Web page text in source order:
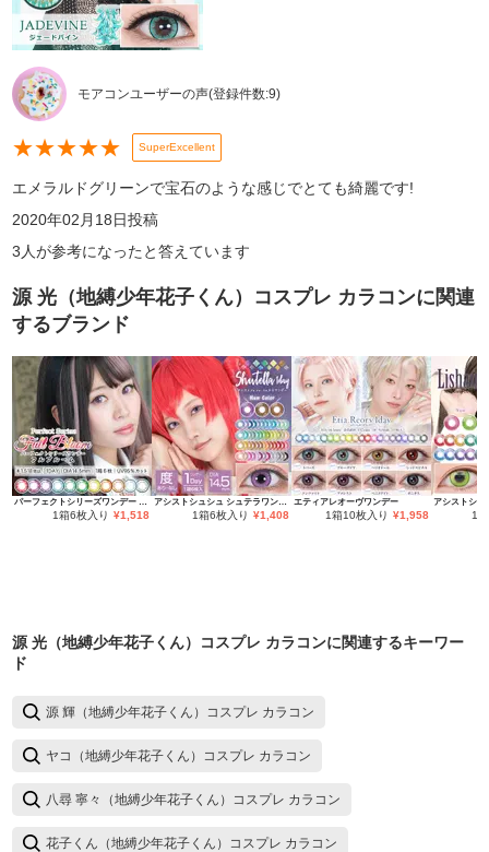
モアコンユーザーの声(登録件数:9)
★★★★★ SuperExcellent
エメラルドグリーンで宝石のような感じでとても綺麗です!
2020年02月18日投稿
3 人が参考になったと答えています
源 光（地縛少年花子くん）コスプレ カラコンに関連
するブランド
パーフェクトシリーズワンデー フルブルーム
1箱6枚入り ¥1,518
アシストシュシュ シュテラワンデー
1箱6枚入り ¥1,408
エティアレオーヴワンデー
1箱10枚入り ¥1,958 1
源 光（地縛少年花子くん）コスプレ カラコンに関連するキーワー
ド
源 輝（地縛少年花子くん）コスプレ カラコン
ヤコ（地縛少年花子くん）コスプレ カラコン
八尋 寧々（地縛少年花子くん）コスプレ カラコン
花子くん（地縛少年花子くん）コスプレ カラコン